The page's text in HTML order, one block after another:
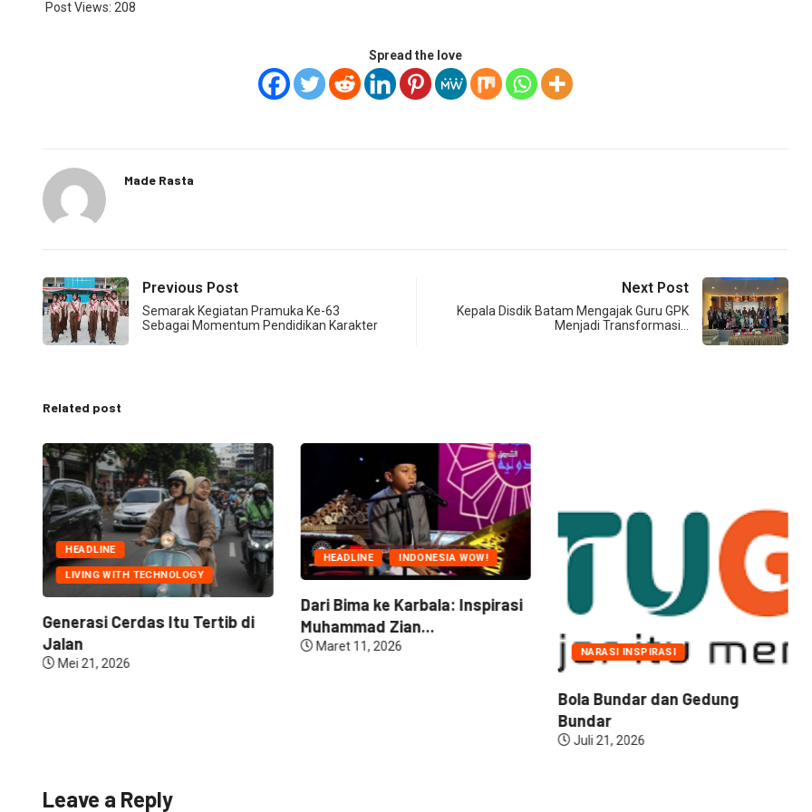
Post Views: 208
Spread the love
Made Rasta
Previous Post
Semarak Kegiatan Pramuka Ke-63
Sebagai Momentum Pendidikan Karakter
Next Post
Kepala Disdik Batam Mengajak Guru GPK
Menjadi Transformasi…
Related post
HEADLINE
LIVING WITH TECHNOLOGY
Generasi Cerdas Itu Tertib di
Jalan
Mei 21, 2026
HEADLINE INDONESIA WOW!
Dari Bima ke Karbala: Inspirasi
Muhammad Zian...
Maret 11, 2026 NARASI INSPIRASI
Bola Bundar dan Gedung
Bundar
Juli 21, 2026
Leave a Reply